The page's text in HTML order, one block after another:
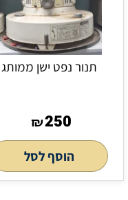
תנור נפט ישן ממותג
₪250
הוסף לסל